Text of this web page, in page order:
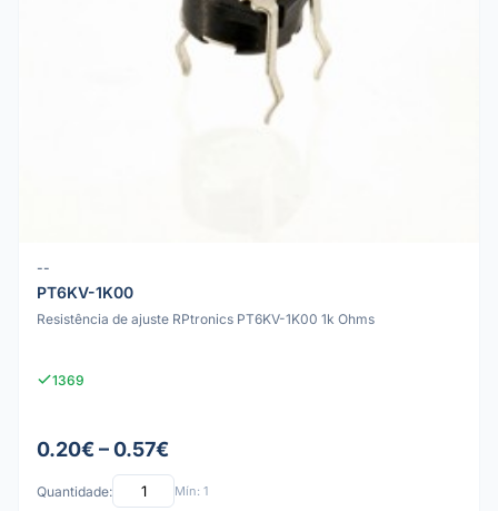
--
PT6KV-1K00
Resistência de ajuste RPtronics PT6KV-1K00 1k Ohms
1369
0.20€ – 0.57€
Quantidade: Mín: 1